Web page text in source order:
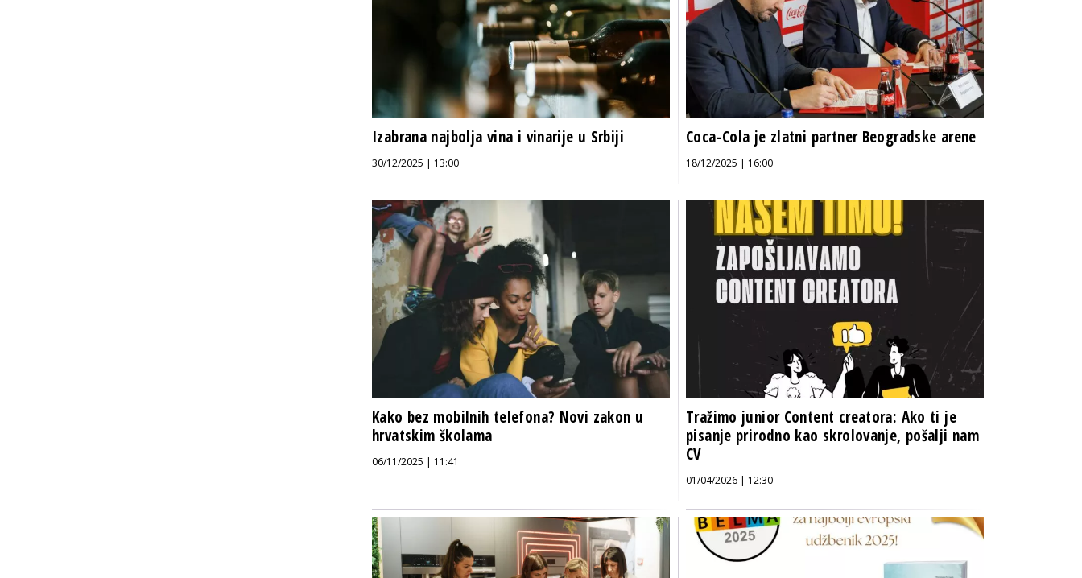
Izabrana najbolja vina i vinarije u Srbiji
30/12/2025 | 13:00
Coca-Cola je zlatni partner Beogradske arene
18/12/2025 | 16:00
Kako bez mobilnih telefona? Novi zakon u
hrvatskim školama
06/11/2025 | 11:41
Tražimo junior Content creatora: Ako ti je
pisanje prirodno kao skrolovanje, pošalji nam
CV
01/04/2026 | 12:30